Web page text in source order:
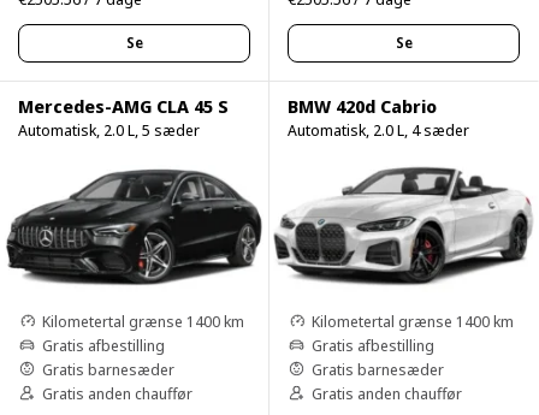
Se Se
Mercedes-AMG CLA 45 S
Automatisk, 2.0 L, 5 sæder
Kilometertal grænse 1400 km
Gratis afbestilling
Gratis barnesæder
Gratis anden chauffør
BMW 420d Cabrio
Automatisk, 2.0 L, 4 sæder
Kilometertal grænse 1400 km
Gratis afbestilling
Gratis barnesæder
Gratis anden chauffør